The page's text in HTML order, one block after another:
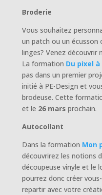
Broderie
Vous souhaitez
un patch ou un écusson
linges? Venez découvrir
La formation Du pixel à
pas dans un premier
initié à PE-Design et
brodeuse. Cette
et le 26 mars prochain.
Autocollant
Dans la formation Mon
découvrirez les notions
découpeuse vinyle et le
pourrez donc créer
repartir avec votre